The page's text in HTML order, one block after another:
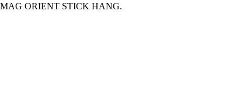
MAG ORIENT STICK HANG.